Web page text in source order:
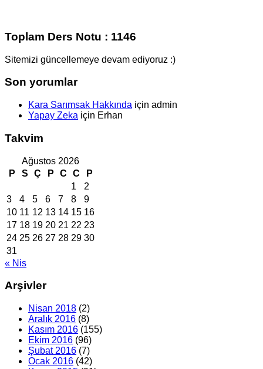
Toplam Ders Notu : 1146
Sitemizi güncellemeye devam ediyoruz :)
Son yorumlar
Kara Sarımsak Hakkında için admin
Yapay Zeka için Erhan
Takvim
Ağustos 2026
P
S Ç P C C
P
1
2
3
4 5 6 7 8
9
10 11 12 13 14 15 16
17 18 19 20 21 22 23
24 25 26 27 28 29 30
31
« Nis
Arşivler
Nisan 2018 (2)
Aralık 2016 (8)
Kasım 2016 (155)
Ekim 2016 (96)
Şubat 2016 (7)
Ocak 2016 (42)